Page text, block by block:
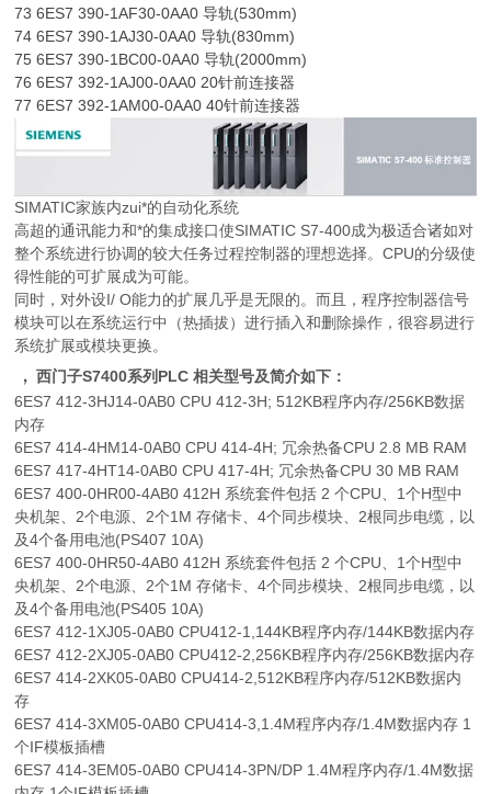
73 6ES7 390-1AF30-0AA0 导轨(530mm)
74 6ES7 390-1AJ30-0AA0 导轨(830mm)
75 6ES7 390-1BC00-0AA0 导轨(2000mm)
76 6ES7 392-1AJ00-0AA0 20针前连接器
77 6ES7 392-1AM00-0AA0 40针前连接器
SIMATIC家族内zui*的自动化系统
高超的通讯能力和*的集成接口使SIMATIC S7-400成为极适合诸如对
整个系统进行协调的较大任务过程控制器的理想选择。CPU的分级使
得性能的可扩展成为可能。
同时，对外设I/ O能力的扩展几乎是无限的。而且，程序控制器信号
模块可以在系统运行中（热插拔）进行插入和删除操作，很容易进行
系统扩展或模块更换。
，西门子S7400系列PLC 相关型号及简介如下：
6ES7 412-3HJ14-0AB0 CPU 412-3H; 512KB程序内存/256KB数据
内存
6ES7 414-4HM14-0AB0 CPU 414-4H; 冗余热备CPU 2.8 MB RAM
6ES7 417-4HT14-0AB0 CPU 417-4H; 冗余热备CPU 30 MB RAM
6ES7 400-0HR00-4AB0 412H 系统套件包括 2 个CPU、1个H型中
央机架、2个电源、2个1M 存储卡、4个同步模块、2根同步电缆，以
及4个备用电池(PS407 10A)
6ES7 400-0HR50-4AB0 412H 系统套件包括 2 个CPU、1个H型中
央机架、2个电源、2个1M 存储卡、4个同步模块、2根同步电缆，以
及4个备用电池(PS405 10A)
6ES7 412-1XJ05-0AB0 CPU412-1,144KB程序内存/144KB数据内存
6ES7 412-2XJ05-0AB0 CPU412-2,256KB程序内存/256KB数据内存
6ES7 414-2XK05-0AB0 CPU414-2,512KB程序内存/512KB数据内
存
6ES7 414-3XM05-0AB0 CPU414-3,1.4M程序内存/1.4M数据内存 1
个IF模板插槽
6ES7 414-3EM05-0AB0 CPU414-3PN/DP 1.4M程序内存/1.4M数据